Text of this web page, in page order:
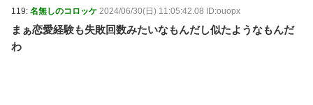
119: 名無しのコロッケ 2024/06/30(日) 11:05:42.08 ID:ouopx
まぁ恋愛経験も失敗回数みたいなもんだし似たようなもんだ
わ